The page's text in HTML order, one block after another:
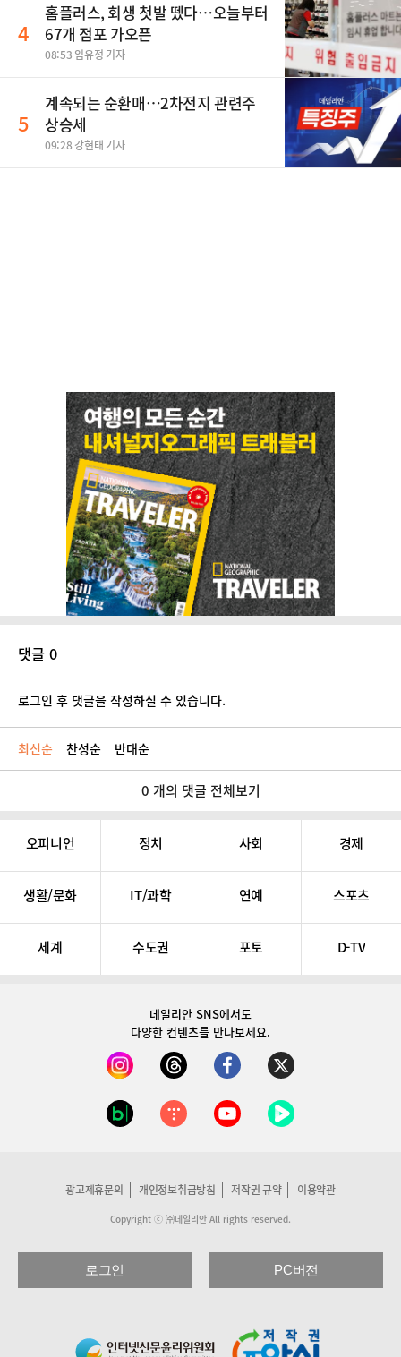
4
홈플러스, 회생 첫발 뗐다…오늘부터
67개 점포 가오픈
08:53 임유정 기자
5
계속되는 순환매…2차전지 관련주
상승세
09:28 강현태 기자
댓글 0
로그인 후 댓글을 작성하실 수 있습니다.
최신순 찬성순 반대순
0 개의 댓글 전체보기
오피니언 정치 사회 경제
생활/문화 IT/과학 연예 스포츠
세계 수도권 포토 D-TV
데일리안 SNS에서도
다양한 컨텐츠를 만나보세요.
광고제휴문의 개인정보취급방침 저작권 규약 이용약관
Copyright ⓒ ㈜데일리안 All rights reserved.
로그인 PC버전